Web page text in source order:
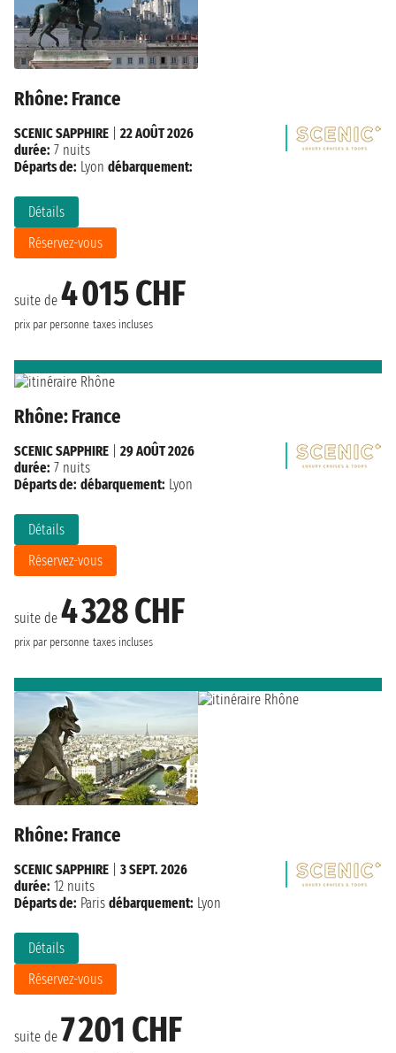
Rhône: France
suite de 4 015 CHF
prix par personne taxes incluses
Détails
Réservez-vous
SCENIC SAPPHIRE
22 AOÛT 2026
durée: 7 nuits
Départs de: Lyon débarquement:
Rhône: France
suite de 4 328 CHF
prix par personne taxes incluses
Détails
Réservez-vous
SCENIC SAPPHIRE
29 AOÛT 2026
durée: 7 nuits
Départs de: débarquement: Lyon
Rhône: France
suite de 7 201 CHF
Détails
Réservez-vous
SCENIC SAPPHIRE
3 SEPT. 2026
durée: 12 nuits
Départs de: Paris débarquement: Lyon